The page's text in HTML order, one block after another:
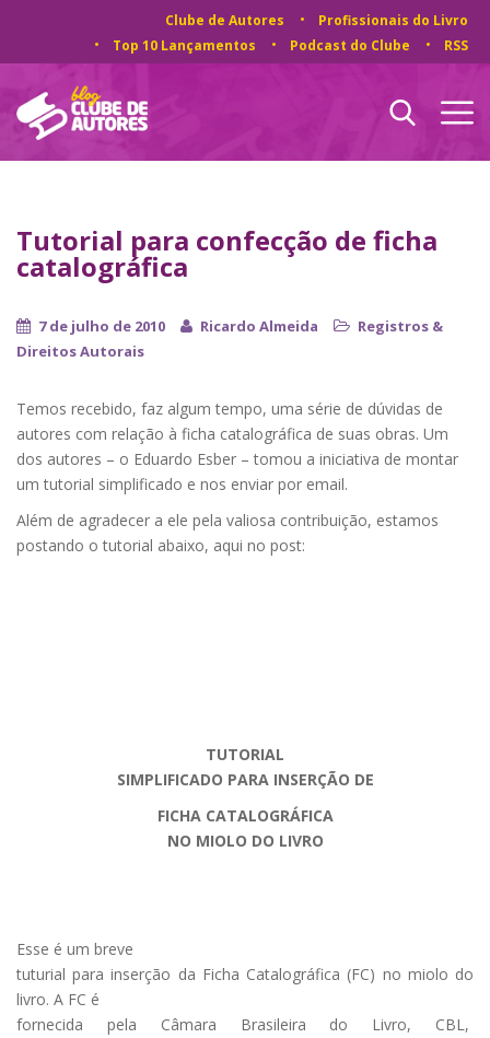
Clube de Autores
Profissionais do Livro
Top 10 Lançamentos
Podcast do Clube RSS
Tutorial para confecção de ficha
catalográfica
7 de julho de 2010 Ricardo Almeida
Registros &
Direitos Autorais
Temos recebido, faz algum tempo, uma série de dúvidas de
autores com relação à ficha catalográfica de suas obras. Um
dos autores – o Eduardo Esber – tomou a iniciativa de montar
um tutorial simplificado e nos enviar por email.
Além de agradecer a ele pela valiosa contribuição, estamos
postando o tutorial abaixo, aqui no post:
TUTORIAL
SIMPLIFICADO PARA INSERÇÃO DE
FICHA CATALOGRÁFICA
NO MIOLO DO LIVRO
Esse é um breve
tuturial para inserção da Ficha Catalográfica (FC) no miolo do
livro. A FC é
fornecida pela Câmara Brasileira do Livro, CBL,